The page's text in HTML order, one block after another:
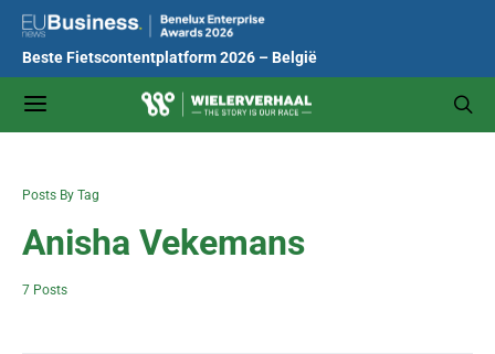
Beste Fietscontentplatform 2026 – België
Posts By Tag
Anisha Vekemans
7 Posts